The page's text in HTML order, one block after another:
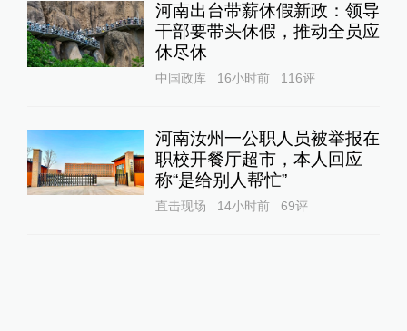
河南出台带薪休假新政：领导
干部要带头休假，推动全员应
休尽休
中国政库 16小时前 116评
河南汝州一公职人员被举报在
职校开餐厅超市，本人回应
称“是给别人帮忙”
直击现场 14小时前 69评